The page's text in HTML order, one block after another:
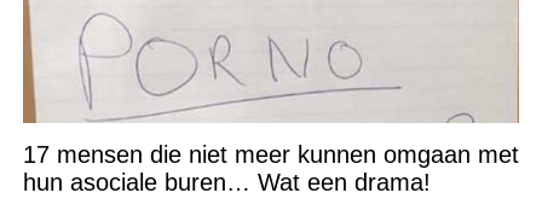
17 mensen die niet meer kunnen omgaan met
hun asociale buren… Wat een drama!